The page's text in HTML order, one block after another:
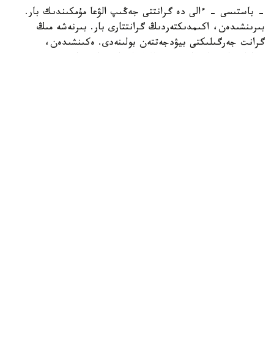
- باستىسى - ءالى دە گرانتتى جەڭىپ الۋعا مۇمكىندىك بار.
بىرىنشىدەن، اكىمدىكتەردىڭ گرانتتارى بار. بىرنەشە مىڭ
گرانت جەرگىلىكتى بيۋدجەتتەن بولىنەدى. ەكىنشىدەن،